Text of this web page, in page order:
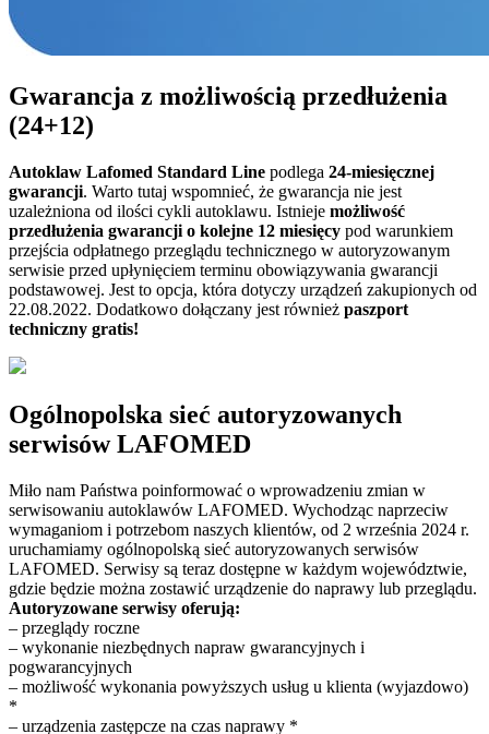
Gwarancja z możliwością przedłużenia
(24+12)
Autoklaw Lafomed Standard Line podlega 24-miesięcznej
gwarancji. Warto tutaj wspomnieć, że gwarancja nie jest
uzależniona od ilości cykli autoklawu. Istnieje możliwość
przedłużenia gwarancji o kolejne 12 miesięcy pod warunkiem
przejścia odpłatnego przeglądu technicznego w autoryzowanym
serwisie przed upłynięciem terminu obowiązywania gwarancji
podstawowej. Jest to opcja, która dotyczy urządzeń zakupionych od
22.08.2022. Dodatkowo dołączany jest również paszport
techniczny gratis!
Ogólnopolska sieć autoryzowanych
serwisów LAFOMED
Miło nam Państwa poinformować o wprowadzeniu zmian w
serwisowaniu autoklawów LAFOMED. Wychodząc naprzeciw
wymaganiom i potrzebom naszych klientów, od 2 września 2024 r.
uruchamiamy ogólnopolską sieć autoryzowanych serwisów
LAFOMED. Serwisy są teraz dostępne w każdym województwie,
gdzie będzie można zostawić urządzenie do naprawy lub przeglądu.
Autoryzowane serwisy oferują:
– przeglądy roczne
– wykonanie niezbędnych napraw gwarancyjnych i
pogwarancyjnych
– możliwość wykonania powyższych usług u klienta (wyjazdowo)
*
– urządzenia zastępcze na czas naprawy *